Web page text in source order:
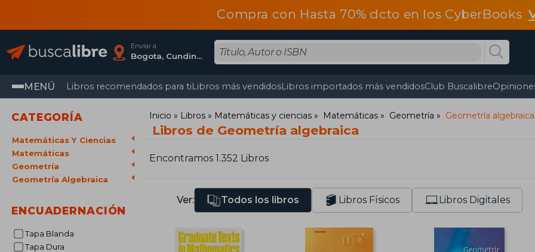
Compra con Hasta 70% dcto en los CyberBooks
Enviar a
Bogota, Cundinamarca
MENÚ Libros recomendados para tiLibros más vendidosLibros importados más vendidosClub Buscalibre
CATEGORÍA
Matemáticas Y Ciencias
Matemáticas
Geometría
Geometría Algebraica
ENCUADERNACIÓN
Tapa Blanda
Tapa Dura
Inicio Libros Matemáticas y ciencias Matemáticas Geometría Geometría algebraica
Libros de Geometría algebraica
Encontramos 1.352 Libros
Ver: Todos los libros Libros Físicos Libros Digitales